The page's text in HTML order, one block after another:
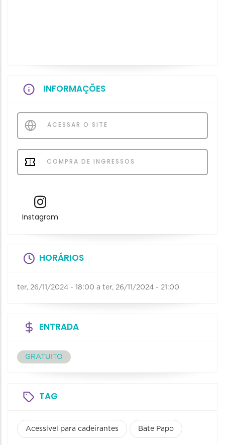
INFORMAÇÕES
ACESSAR O SITE
COMPRA DE INGRESSOS
Instagram
HORÁRIOS
ter, 26/11/2024 - 18:00 a ter, 26/11/2024 - 21:00
ENTRADA
GRATUITO
TAG
Acessível para cadeirantes Bate Papo